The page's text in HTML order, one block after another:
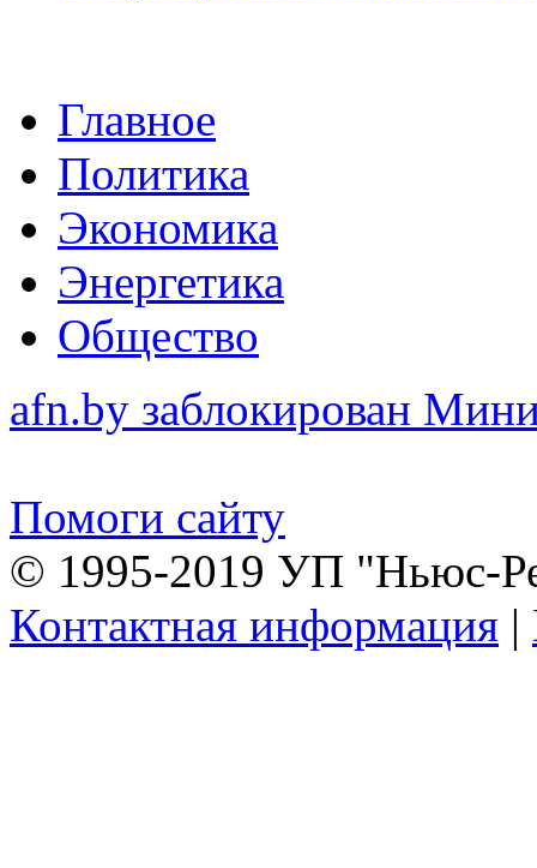
Главное
Политика
Экономика
Энергетика
Общество
afn.by заблокирован
Помоги сайту
© 1995-2019 УП "Ньюс-
Контактная информация |